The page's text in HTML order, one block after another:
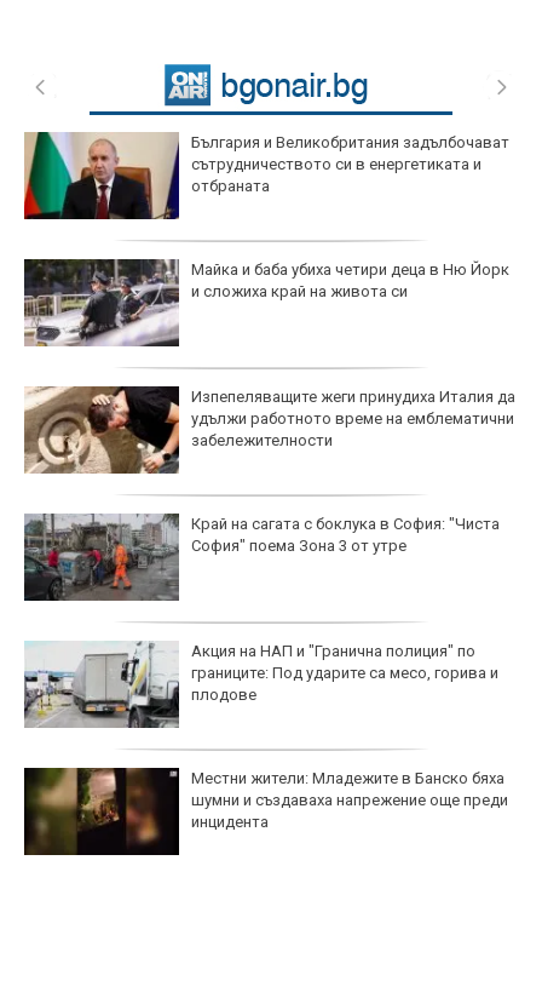
България и Великобритания задълбочават
сътрудничеството си в енергетиката и
отбраната
Майка и баба убиха четири деца в Ню Йорк
и сложиха край на живота си
Изпепеляващите жеги принудиха Италия да
удължи работното време на емблематични
забележителности
Край на сагата с боклука в София: "Чиста
София" поема Зона 3 от утре
Акция на НАП и "Гранична полиция" по
границите: Под ударите са месо, горива и
плодове
Местни жители: Младежите в Банско бяха
шумни и създаваха напрежение още преди
инцидента